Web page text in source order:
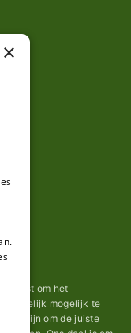
best om het
mogelijk te
kan zijn om de juiste
×